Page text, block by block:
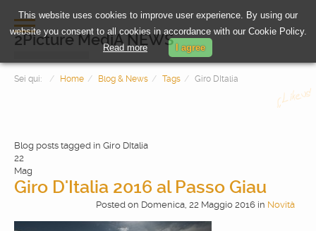
2Picture MediA NEWS
Sei qui: Home Blog & News Tags Giro DItalia
Blog posts tagged in Giro DItalia
22
Mag
Giro D'Italia 2016 al Passo Giau
Posted on Domenica, 22 Maggio 2016 in Novità
This website uses cookies to improve user experience. By using our
website you consent to all cookies in accordance with our Cookie Policy.
Read more
I agree